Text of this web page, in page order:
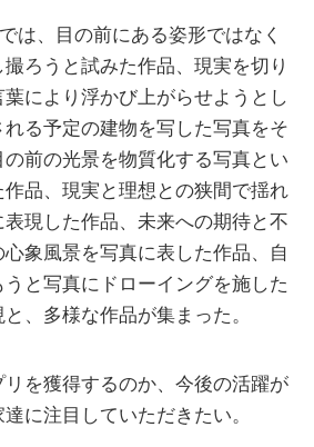
は、目の前にある姿形ではなく
ろうと試みた作品、現実を切り
により浮かび上がらせようとし
る予定の建物を写した写真をそ
前の光景を物質化する写真とい
品、現実と理想との狭間で揺れ
現した作品、未来への期待と不
象風景を写真に表した作品、自
と写真にドローイングを施した
、多様な作品が集まった。
を獲得するのか、今後の活躍が
に注目していただきたい。